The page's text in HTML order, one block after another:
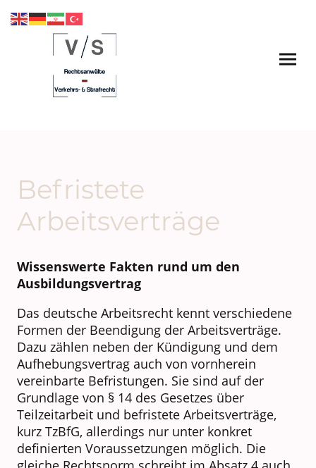
Befristete
Arbeitsverträge
Wissenswerte Fakten rund um den
Ausbildungsvertrag
Das deutsche Arbeitsrecht kennt verschiedene
Formen der Beendigung der Arbeitsverträge.
Dazu zählen neben der Kündigung und dem
Aufhebungsvertrag auch von vornherein
vereinbarte Befristungen. Sie sind auf der
Grundlage von § 14 des Gesetzes über
Teilzeitarbeit und befristete Arbeitsverträge,
kurz TzBfG, allerdings nur unter konkret
definierten Voraussetzungen möglich. Die